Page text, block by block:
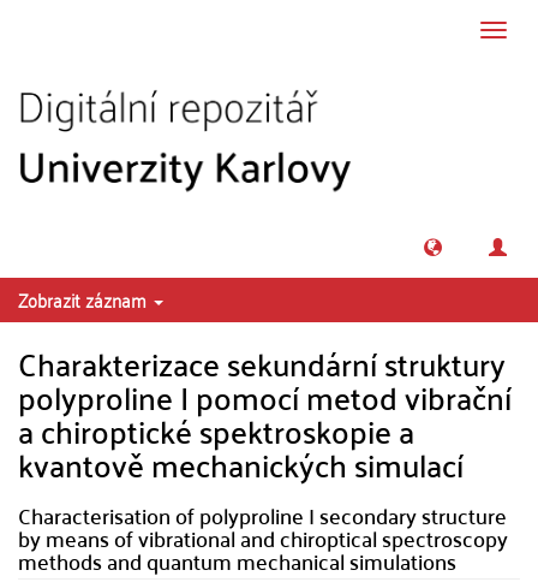
Zobrazit záznam
Charakterizace sekundární struktury
polyproline I pomocí metod vibrační
a chiroptické spektroskopie a
kvantově mechanických simulací
Characterisation of polyproline I secondary structure
by means of vibrational and chiroptical spectroscopy
methods and quantum mechanical simulations